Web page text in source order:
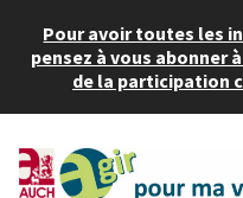
Pour avoir toutes les
pensez à vous abonner
de la participation